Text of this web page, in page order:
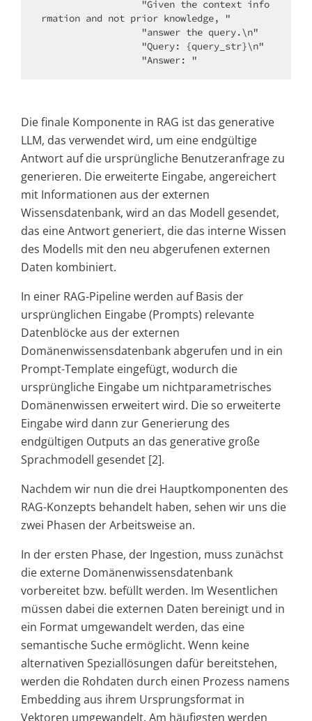
rmation and not prior knowledge, "
Die finale Komponente in RAG ist das generative
LLM, das verwendet wird, um eine endgültige
Antwort auf die ursprüngliche Benutzeranfrage zu
generieren. Die erweiterte Eingabe, angereichert
mit Informationen aus der externen
Wissensdatenbank, wird an das Modell gesendet,
das eine Antwort generiert, die das interne Wissen
des Modells mit den neu abgerufenen externen
Daten kombiniert.
In einer RAG-Pipeline werden auf Basis der
ursprünglichen Eingabe (Prompts) relevante
Datenblöcke aus der externen
Domänenwissensdatenbank abgerufen und in ein
Prompt-Template eingefügt, wodurch die
ursprüngliche Eingabe um nichtparametrisches
Domänenwissen erweitert wird. Die so erweiterte
Eingabe wird dann zur Generierung des
endgültigen Outputs an das generative große
Sprachmodell gesendet [2].
Nachdem wir nun die drei Hauptkomponenten des
RAG-Konzepts behandelt haben, sehen wir uns die
zwei Phasen der Arbeitsweise an.
In der ersten Phase, der Ingestion, muss zunächst
die externe Domänenwissensdatenbank
vorbereitet bzw. befüllt werden. Im Wesentlichen
müssen dabei die externen Daten bereinigt und in
ein Format umgewandelt werden, das eine
semantische Suche ermöglicht. Wenn keine
alternativen Speziallösungen dafür bereitstehen,
werden die Rohdaten durch einen Prozess namens
Embedding aus ihrem Ursprungsformat in
Vektoren umgewandelt. Am häufigsten werden